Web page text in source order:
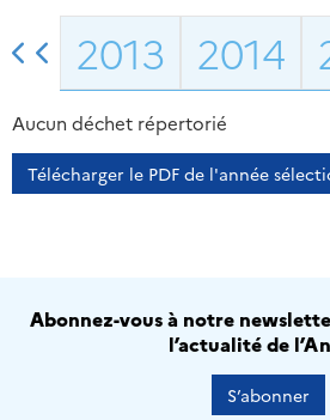
2013 2014
Aucun déchet répertorié
Télécharger le PDF de l'année
Abonnez-vous à notre
l’actualité de
S’abonner